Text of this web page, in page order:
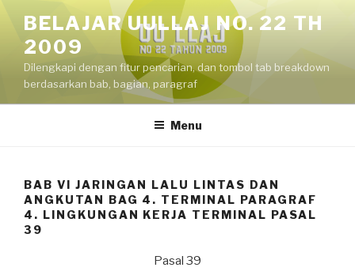
content
BELAJAR UULLAJ NO. 22 TH
2009
Dilengkapi dengan fitur pencarian, dan tombol tab breakdown
berdasarkan bab, bagian, paragraf
Menu
BAB VI JARINGAN LALU LINTAS DAN
ANGKUTAN BAG 4. TERMINAL PARAGRAF
4. LINGKUNGAN KERJA TERMINAL PASAL
39
Pasal 39